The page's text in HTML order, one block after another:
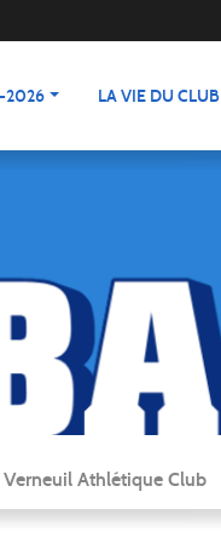
2026 LA VIE DU CLUB
Athlétique Club